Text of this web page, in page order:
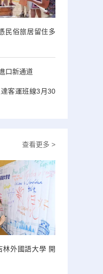
民俗旅居留住多
口新通道
客運班線3月30
查看更多 >
林外國語大學 開